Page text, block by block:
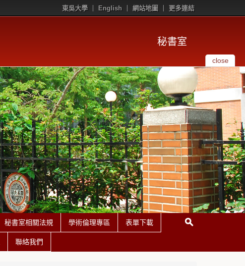
東吳大學 English 網站地圖 更多連結
秘書室
close
秘書室相關法規 學術倫理專區 表單下載
聯絡我們